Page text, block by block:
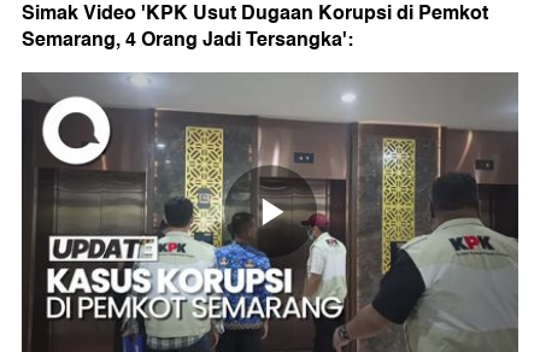
Simak Video 'KPK Usut Dugaan Korupsi di Pemkot
Semarang, 4 Orang Jadi Tersangka':